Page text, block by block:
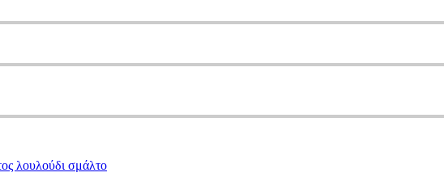
λουλούδι σμάλτο